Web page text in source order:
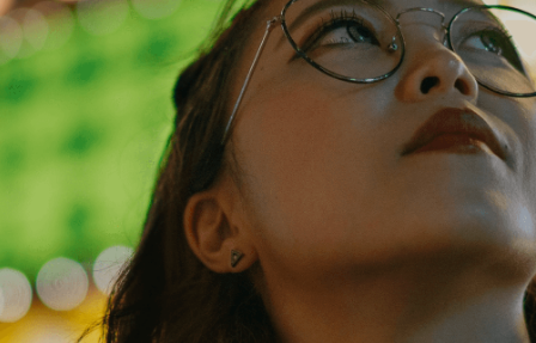
採用情報
媒体社様・ロケーションオーナー様へ
カメラ等のセンシングデータを利用したインプレッシ
ョンの測定箇所一覧
LIVE BOARDサービスサイト
導入事例